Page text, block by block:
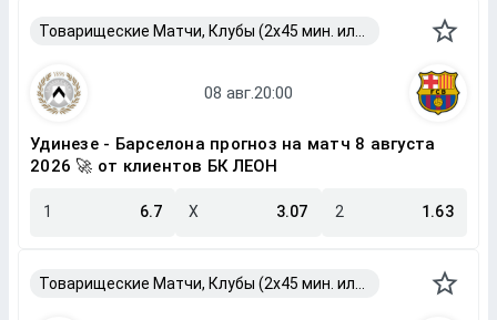
Удинезе - Барселона прогноз на матч 8 августа
2026 🚀 от клиентов БК ЛЕОН
1 6.7 X 3.07 2 1.63